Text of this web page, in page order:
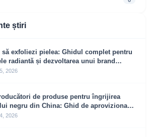
știri
să exfoliezi pielea: Ghidul complet pentru
radiantă și dezvoltarea unui brand
de exfoliere
2026
de produse pentru îngrijirea
negru din China: Ghid de aprovizionare
branduri globale
2026